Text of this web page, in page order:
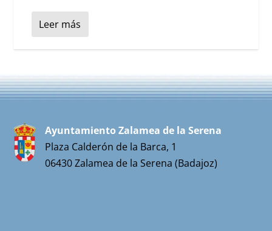
Leer más
Ayuntamiento Zalamea de la Serena
Plaza Calderón de la Barca, 1
06430 Zalamea de la Serena (Badajoz)